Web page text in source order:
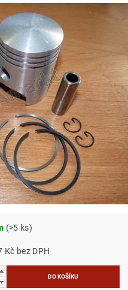
(>5 ks)
1 471,07 Kč bez DPH